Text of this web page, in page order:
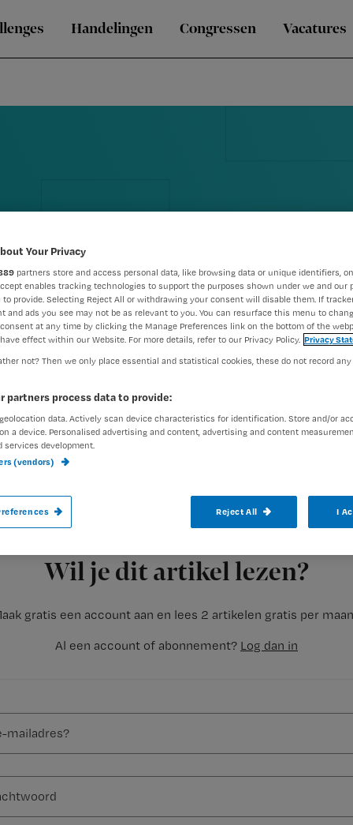
Handelingen Congressen Vacatures
Wil je dit artikel lezen?
gratis een account aan en lees 2 artikelen gratis per
Al een account of abonnement? Log dan in
Verzorgende Conny blogt over
‘Fenomenaal!’
Goed nieuws: ‘Buurtzorg’ heeft ten opzichte van de reguliere
bewerkstelligen. Het is dus
Your Privacy
partners store and access personal data, like browsing data or unique identifiers,
enables tracking technologies to support the purposes shown under we and our
to provide. Selecting Reject All or withdrawing your consent will disable them. If
and ads you see may not be as relevant to you. You can resurface this menu to
at any time by clicking the Manage Preferences link on the bottom of the
effect within our Website. For more details, refer to our Privacy Policy. Privacy
not? Then we only place essential and statistical cookies, these do not record
partners process data to provide:
data. Actively scan device characteristics for identification. Store and/or
a device. Personalised advertising and content, advertising and content
services development.
(vendors)
Reject All I